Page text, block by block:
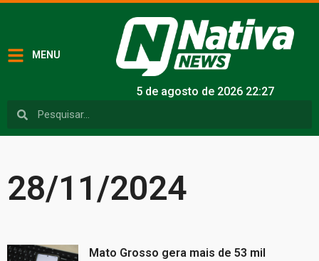
MENU
5 de agosto de 2026 22:27
28/11/2024
Mato Grosso gera mais de 53 mil